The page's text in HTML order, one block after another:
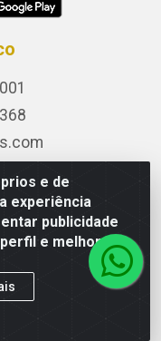
e de
experiência
publicidade
e melhorar a
(DPO):